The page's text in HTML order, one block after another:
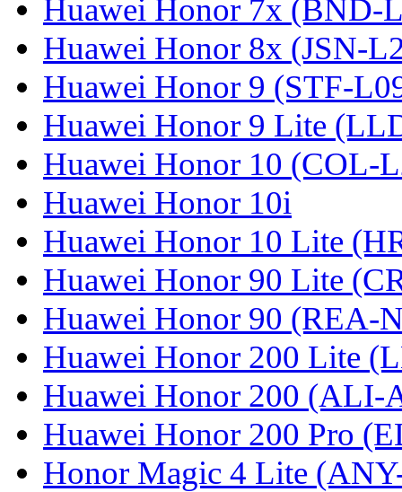
Huawei Honor 7x (BND-
Huawei Honor 8x (JSN-
Huawei Honor 9 (STF-
Huawei Honor 9 Lite
Huawei Honor 10 (COL-
Huawei Honor 10i
Huawei Honor 10 Lite
Huawei Honor 90 Lite
Huawei Honor 90 (REA-
Huawei Honor 200 Lite
Huawei Honor 200 (ALI-
Huawei Honor 200 Pro
Honor Magic 4 Lite